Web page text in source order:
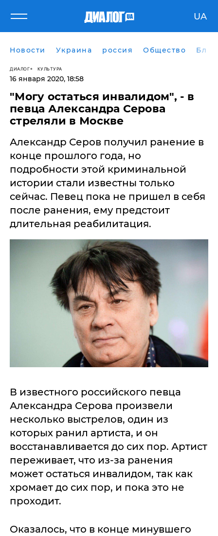
UA
Новости Украина россия Общество
ДИАЛОГ КУЛЬТУРА
16 января 2020, 18:58
"Могу остаться инвалидом", - в
певца Александра Серова
стреляли в Москве
Александр Серов получил ранение в
конце прошлого года, но
подробности этой криминальной
истории стали известны только
сейчас. Певец пока не пришел в себя
после ранения, ему предстоит
длительная реабилитация.
В известного российского певца
Александра Серова произвели
несколько выстрелов, один из
которых ранил артиста, и он
восстанавливается до сих пор. Артист
переживает, что из-за ранения
может остаться инвалидом, так как
хромает до сих пор, и пока это не
проходит.
Оказалось, что в конце минувшего